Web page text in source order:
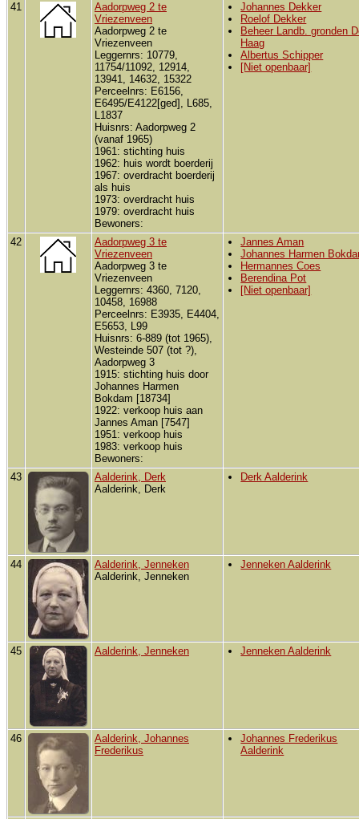
41
Aadorpweg 2 te
Vriezenveen
Aadorpweg 2 te
Vriezenveen
Leggernrs: 10779,
11754/11092, 12914,
13941, 14632, 15322
Perceelnrs: E6156,
E6495/E4122[ged], L685,
L1837
Huisnrs: Aadorpweg 2
(vanaf 1965)
1961: stichting huis
1962: huis wordt boerderij
1967: overdracht boerderij
als huis
1973: overdracht huis
1979: overdracht huis
Bewoners:
Johannes Dekker
Roelof Dekker
Beheer Landb. gronden
Haag
Albertus Schipper
[Niet openbaar]
42
Aadorpweg 3 te
Vriezenveen
Aadorpweg 3 te
Vriezenveen
Leggernrs: 4360, 7120,
10458, 16988
Perceelnrs: E3935, E4404,
E5653, L99
Huisnrs: 6-889 (tot 1965),
Westeinde 507 (tot ?),
Aadorpweg 3
1915: stichting huis door
Johannes Harmen
Bokdam [18734]
1922: verkoop huis aan
Jannes Aman [7547]
1951: verkoop huis
1983: verkoop huis
Bewoners:
Jannes Aman
Johannes Harmen
Hermannes Coes
Berendina Pot
[Niet openbaar]
43
Aalderink, Derk
Aalderink, Derk
Derk Aalderink
44
Aalderink, Jenneken
Aalderink, Jenneken
Jenneken Aalderink
45 Aalderink, Jenneken Jenneken Aalderink
46
Aalderink, Johannes
Frederikus
Johannes Frederikus
Aalderink